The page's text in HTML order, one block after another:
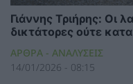
Γιάννης Τριήρης: Οι
δικτάτορες ούτε
ΑΡΘΡΑ - ΑΝΑΛΥΣΕΙΣ
14/01/2026 - 08:15